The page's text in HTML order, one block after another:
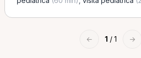
← 1 / 1 →